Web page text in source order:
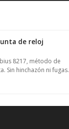
de reloj
8217, método de
Sin hinchazón ni fugas.